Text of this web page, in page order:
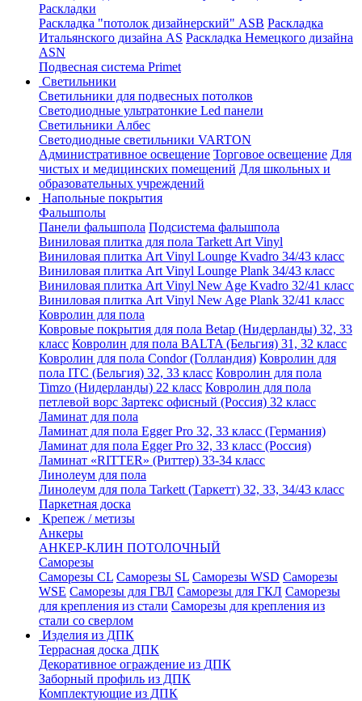
Раскладки
Раскладка "потолок дизайнерский" ASB Раскладка
Итальянского дизайна AS Раскладка Немецкого дизайна
АSN
Подвесная система Primet
Светильники
Светильники для подвесных потолков
Светодиодные ультратонкие Led панели
Светильники Албес
Светодиодные светильники VARTON
Административное освещение Торговое освещение Для
чистых и медицинских помещений Для школьных и
образовательных учреждений
Напольные покрытия
Фальшполы
Панели фальшпола Подсистема фальшпола
Виниловая плитка для пола Tarkett Art Vinyl
Виниловая плитка Art Vinyl Lounge Kvadro 34/43 класс
Виниловая плитка Art Vinyl Lounge Plank 34/43 класс
Виниловая плитка Art Vinyl New Age Kvadro 32/41 класс
Виниловая плитка Art Vinyl New Age Plank 32/41 класс
Ковролин для пола
Ковровые покрытия для пола Betap (Нидерланды) 32, 33
класс Ковролин для пола BALTA (Бельгия) 31, 32 класс
Ковролин для пола Condor (Голландия) Ковролин для
пола ITC (Бельгия) 32, 33 класс Ковролин для пола
Timzo (Нидерланды) 22 класс Ковролин для пола
петлевой ворс Зартекс офисный (Россия) 32 класс
Ламинат для пола
Ламинат для пола Egger Pro 32, 33 класс (Германия)
Ламинат для пола Egger Pro 32, 33 класс (Россия)
Ламинат «RITTER» (Риттер) 33-34 класс
Линолеум для пола
Линолеум для пола Tarkett (Таркетт) 32, 33, 34/43 класс
Паркетная доска
Крепеж / метизы
Анкеры
АНКЕР-КЛИН ПОТОЛОЧНЫЙ
Саморезы
Саморезы CL Саморезы SL Саморезы WSD Саморезы
WSE Саморезы для ГВЛ Саморезы для ГКЛ Саморезы
для крепления из стали Саморезы для крепления из
стали со сверлом
Изделия из ДПК
Террасная доска ДПК
Декоративное ограждение из ДПК
Заборный профиль из ДПК
Комплектующие из ДПК